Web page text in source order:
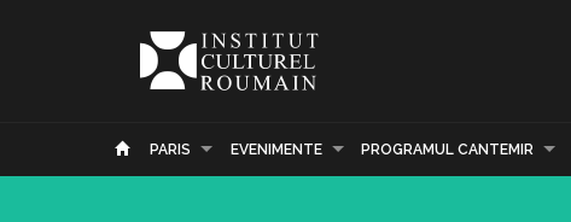
PARIS EVENIMENTE PROGRAMUL CANTEMIR